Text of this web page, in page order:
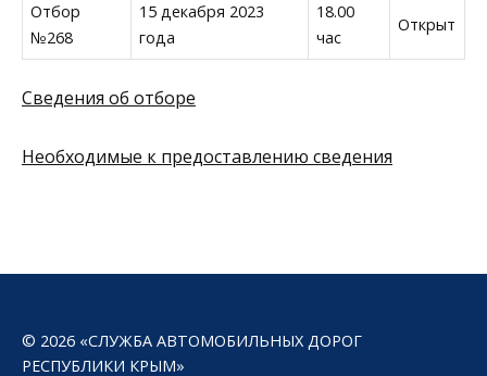
Отбор
№268
15 декабря 2023
года
18.00
час
Открыт
Сведения об отборе
Необходимые к предоставлению сведения
© 2026 «СЛУЖБА АВТОМОБИЛЬНЫХ ДОРОГ
РЕСПУБЛИКИ КРЫМ»